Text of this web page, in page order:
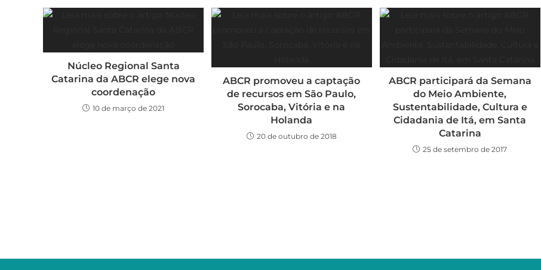
Núcleo Regional Santa
Catarina da ABCR elege nova
coordenação
10 de março de 2021
ABCR promoveu a captação
de recursos em São Paulo,
Sorocaba, Vitória e na
Holanda
20 de outubro de 2018
ABCR participará da Semana
do Meio Ambiente,
Sustentabilidade, Cultura e
Cidadania de Itá, em Santa
Catarina
25 de setembro de 2017